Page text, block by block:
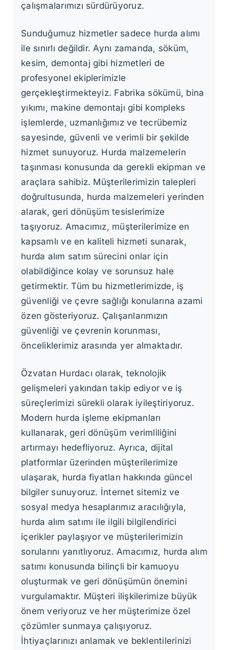
çalışmalarımızı sürdürüyoruz.
Sunduğumuz hizmetler sadece hurda alımı
ile sınırlı değildir. Aynı zamanda, söküm,
kesim, demontaj gibi hizmetleri de
profesyonel ekiplerimizle
gerçekleştirmekteyiz. Fabrika sökümü, bina
yıkımı, makine demontajı gibi kompleks
işlemlerde, uzmanlığımız ve tecrübemiz
sayesinde, güvenli ve verimli bir şekilde
hizmet sunuyoruz. Hurda malzemelerin
taşınması konusunda da gerekli ekipman ve
araçlara sahibiz. Müşterilerimizin talepleri
doğrultusunda, hurda malzemeleri yerinden
alarak, geri dönüşüm tesislerimize
taşıyoruz. Amacımız, müşterilerimize en
kapsamlı ve en kaliteli hizmeti sunarak,
hurda alım satım sürecini onlar için
olabildiğince kolay ve sorunsuz hale
getirmektir. Tüm bu hizmetlerimizde, iş
güvenliği ve çevre sağlığı konularına azami
özen gösteriyoruz. Çalışanlarımızın
güvenliği ve çevrenin korunması,
önceliklerimiz arasında yer almaktadır.
Özvatan Hurdacı olarak, teknolojik
gelişmeleri yakından takip ediyor ve iş
süreçlerimizi sürekli olarak iyileştiriyoruz.
Modern hurda işleme ekipmanları
kullanarak, geri dönüşüm verimliliğini
artırmayı hedefliyoruz. Ayrıca, dijital
platformlar üzerinden müşterilerimize
ulaşarak, hurda fiyatları hakkında güncel
bilgiler sunuyoruz. İnternet sitemiz ve
sosyal medya hesaplarımız aracılığıyla,
hurda alım satımı ile ilgili bilgilendirici
içerikler paylaşıyor ve müşterilerimizin
sorularını yanıtlıyoruz. Amacımız, hurda alım
satımı konusunda bilinçli bir kamuoyu
oluşturmak ve geri dönüşümün önemini
vurgulamaktır. Müşteri ilişkilerimize büyük
önem veriyoruz ve her müşterimize özel
çözümler sunmaya çalışıyoruz.
İhtiyaçlarınızı anlamak ve beklentilerinizi